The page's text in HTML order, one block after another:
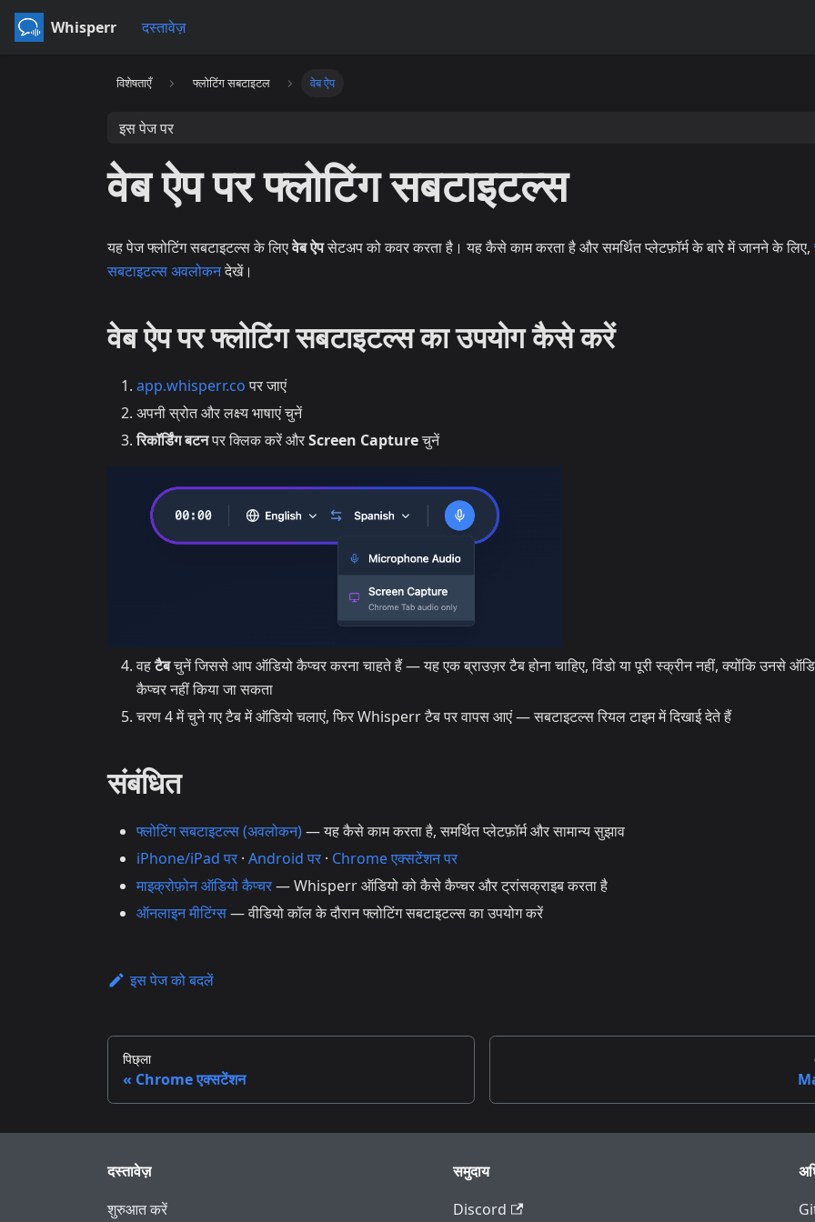
Whisperr दस्तावेज़
विशेषताएँ फ्लोटिंग सबटाइटल वेब ऐप
इस पेज पर
वेब ऐप पर फ्लोटिंग सबटाइटल्स
यह पेज फ्लोटिंग सबटाइटल्स के लिएवेब ऐपसेटअप को कवर करता है। यह कैसे काम करता है और समर्थित प्लेटफ़ॉर्म के बारे में जानने के लिए,
सबटाइटल्स अवलोकनदेखें।
वेब ऐप पर फ्लोटिंग सबटाइटल्स का उपयोग कैसे करें
app.whisperr.coपर जाएं
अपनी स्रोत और लक्ष्य भाषाएं चुनें
रिकॉर्डिंग बटनपर क्लिक करें औरScreen Captureचुनें
वहटैबचुनें जिससे आप ऑडियो कैप्चर करना चाहते हैं — यह एक ब्राउज़र टैब होना चाहिए, विंडो या पूरी स्क्रीन नहीं, क्योंकि उनसे
कैप्चर नहीं किया जा सकता
चरण 4 में चुने गए टैब में ऑडियो चलाएं, फिर Whisperr टैब पर वापस आएं — सबटाइटल्स रियल टाइम में दिखाई देते हैं
संबंधित
फ्लोटिंग सबटाइटल्स (अवलोकन)— यह कैसे काम करता है, समर्थित प्लेटफ़ॉर्म और सामान्य सुझाव
iPhone/iPad पर · Android पर · Chrome एक्सटेंशन पर
माइक्रोफ़ोन ऑडियो कैप्चर— Whisperr ऑडियो को कैसे कैप्चर और ट्रांसक्राइब करता है
ऑनलाइन मीटिंग्स— वीडियो कॉल के दौरान फ्लोटिंग सबटाइटल्स का उपयोग करें
इस पेज को बदलें
पिछ्ला
Chrome एक्सटेंशन
दस्तावेज़
शुरुआत करें
समुदाय
Discord